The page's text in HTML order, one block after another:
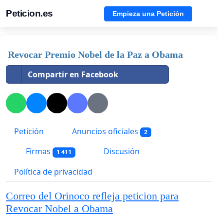
Peticion.es Empieza una Petición
Revocar Premio Nobel de la Paz a Obama
Compartir en Facebook
Petición Anuncios oficiales 2
Firmas 1 411
Discusión
Política de privacidad
Correo del Orinoco refleja peticion para
Revocar Nobel a Obama